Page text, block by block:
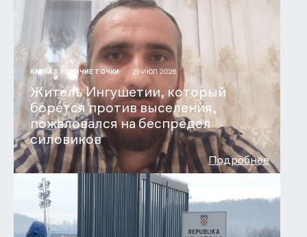
КАВКАЗ. ГОРЯЧИЕ ТОЧКИ 29 ИЮЛ 2026
Житель Ингушетии, который
борется против выселения,
пожаловался на беспредел
силовиков
Подробнее